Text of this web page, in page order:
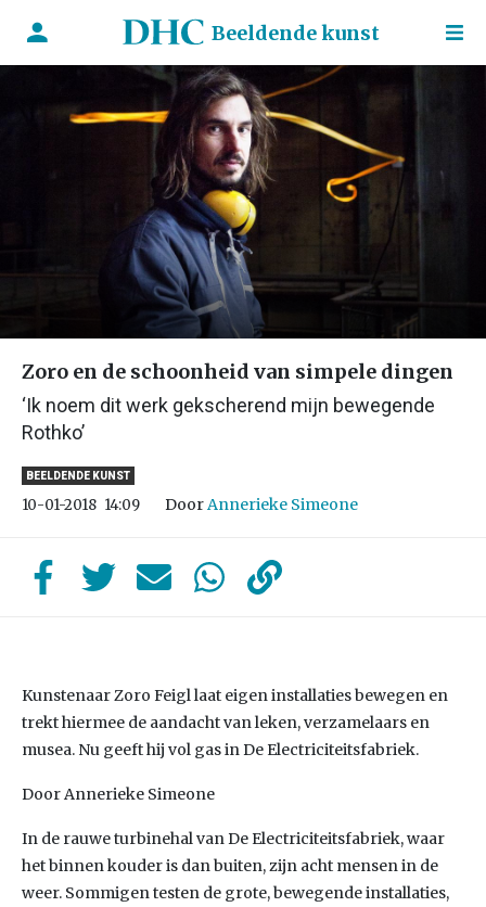
Beeldende kunst
Zoro en de schoonheid van simpele dingen
‘Ik noem dit werk gekscherend mijn bewegende
Rothko’
BEELDENDE KUNST
10-01-2018 14:09 DoorAnnerieke Simeone
Kunstenaar Zoro Feigl laat eigen installaties bewegen en
trekt hiermee de aandacht van leken, verzamelaars en
musea. Nu geeft hij vol gas in De Electriciteitsfabriek.
Door Annerieke Simeone
In de rauwe turbinehal van De Electriciteitsfabriek, waar
het binnen kouder is dan buiten, zijn acht mensen in de
weer. Sommigen testen de grote, bewegende installaties,